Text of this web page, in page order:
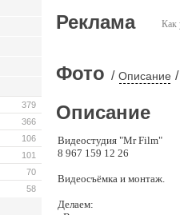
379
366
106
101
70
58
Как
Реклама
Фото / Описание /
Описание
Видеостудия "Mr Film"
8 967 159 12 26
Видеосъёмка и монтаж.
Делаем: